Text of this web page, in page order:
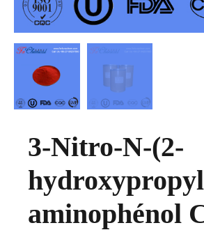
3-Nitro-N-(2-
aminophénol